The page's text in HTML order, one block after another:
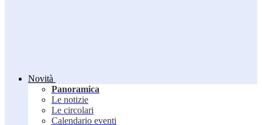
Novità
Panoramica
Le notizie
Le circolari
Calendario eventi